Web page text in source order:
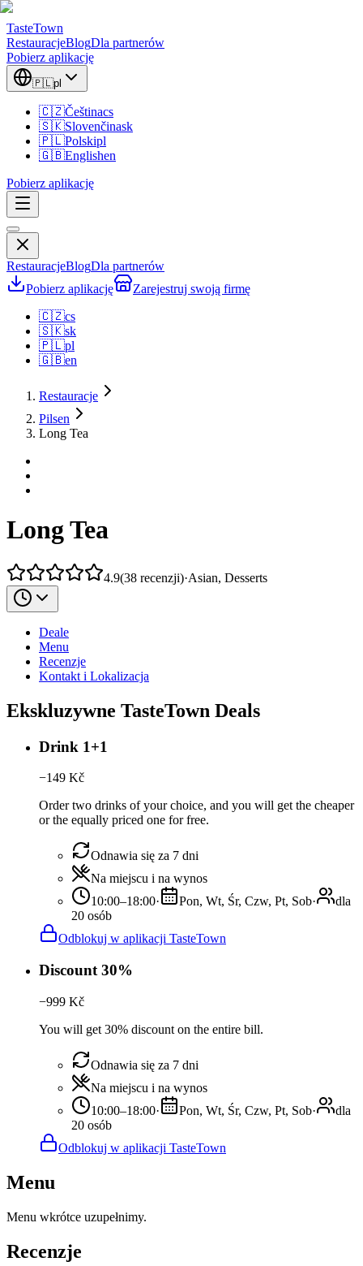
TasteTown
RestauracjeBlogDla partnerów
Pobierz aplikację
🇵🇱pl
🇨🇿Češtinacs
🇸🇰Slovenčinask
🇵🇱Polskipl
🇬🇧Englishen
Pobierz aplikację
RestauracjeBlogDla partnerów
Pobierz aplikację
Zarejestruj swoją firmę
🇨🇿cs
🇸🇰sk
🇵🇱pl
🇬🇧en
Restauracje
Pilsen
Long Tea
Long Tea
4.9(38 recenzji)·Asian, Desserts
Deale
Menu
Recenzje
Kontakt i Lokalizacja
Ekskluzywne TasteTown Deals
Drink 1+1
−149 Kč
Order two drinks of your choice, and you will get the cheaper
or the equally priced one for free.
Odnawia się za 7 dni
Na miejscu i na wynos
10:00–18:00· Pon, Wt, Śr, Czw, Pt, Sob·
dla
20 osób
Odblokuj w aplikacji TasteTown
Discount 30%
−999 Kč
You will get 30% discount on the entire bill.
Odnawia się za 7 dni
Na miejscu i na wynos
10:00–18:00· Pon, Wt, Śr, Czw, Pt, Sob·
dla
20 osób
Odblokuj w aplikacji TasteTown
Menu
Menu wkrótce uzupełnimy.
Recenzje